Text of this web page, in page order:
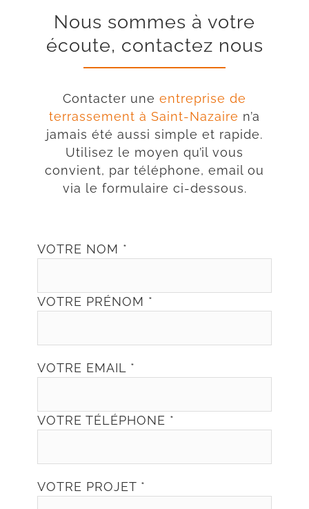
Nous sommes à votre
écoute, contactez nous
Contacter une entreprise de
terrassement à Saint-Nazaire n’a
jamais été aussi simple et rapide.
Utilisez le moyen qu’il vous
convient, par téléphone, email ou
via le formulaire ci-dessous.
VOTRE NOM *
VOTRE PRÉNOM *
VOTRE EMAIL *
VOTRE TÉLÉPHONE *
VOTRE PROJET *